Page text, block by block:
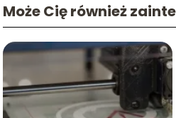
Może Cię również